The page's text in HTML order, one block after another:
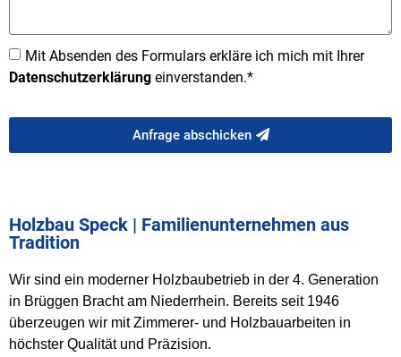
Mit Absenden des Formulars erkläre ich mich mit Ihrer
Datenschutzerklärung einverstanden.*
Anfrage abschicken
Holzbau Speck | Familienunternehmen aus
Tradition​
Wir sind ein moderner Holzbaubetrieb in der 4. Generation
in Brüggen Bracht am Niederrhein. Bereits seit 1946
überzeugen wir mit Zimmerer- und Holzbauarbeiten in
höchster Qualität und Präzision.